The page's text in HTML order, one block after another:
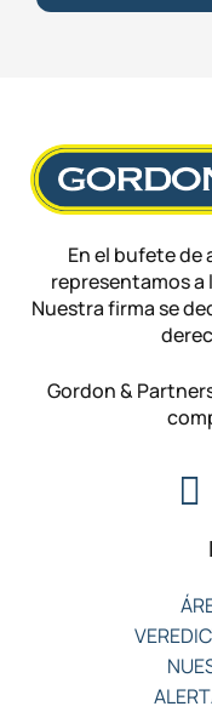
En el bufete de
representamos a
Nuestra firma se
Gordon &